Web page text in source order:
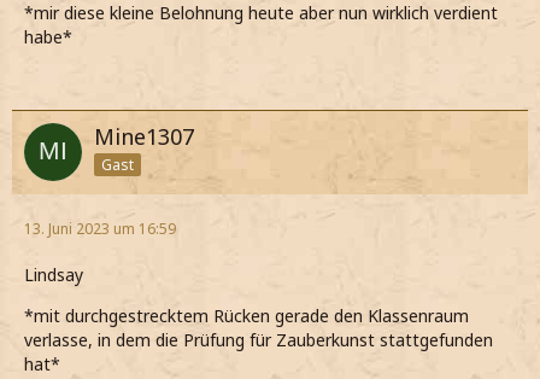
*mir diese kleine Belohnung heute aber nun wirklich verdient
habe*
Mine1307
Gast
13. Juni 2023 um 16:59
Lindsay
*mit durchgestrecktem Rücken gerade den Klassenraum
verlasse, in dem die Prüfung für Zauberkunst stattgefunden
hat*